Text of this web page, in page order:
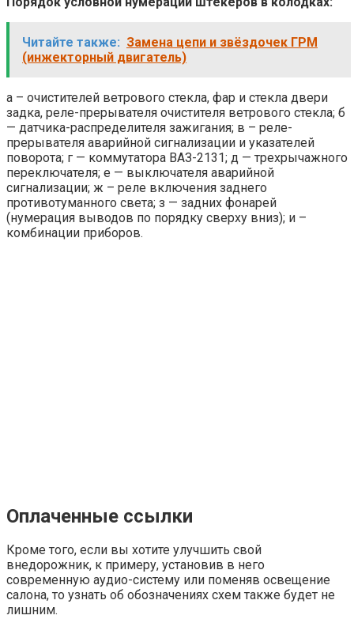
Читайте также: Замена цепи и звёздочек ГРМ
(инжекторный двигатель)
а – очистителей ветрового стекла, фар и стекла двери
задка, реле-прерывателя очистителя ветрового стекла; б
— датчика-распределителя зажигания; в – реле-
прерывателя аварийной сигнализации и указателей
поворота; г — коммутатора ВАЗ-2131; д — трехрычажного
переключателя; е — выключателя аварийной
сигнализации; ж – реле включения заднего
противотуманного света; з — задних фонарей
(нумерация выводов по порядку сверху вниз); и –
комбинации приборов.
Оплаченные ссылки
Кроме того, если вы хотите улучшить свой
внедорожник, к примеру, установив в него
современную аудио-систему или поменяв освещение
салона, то узнать об обозначениях схем также будет не
лишним.